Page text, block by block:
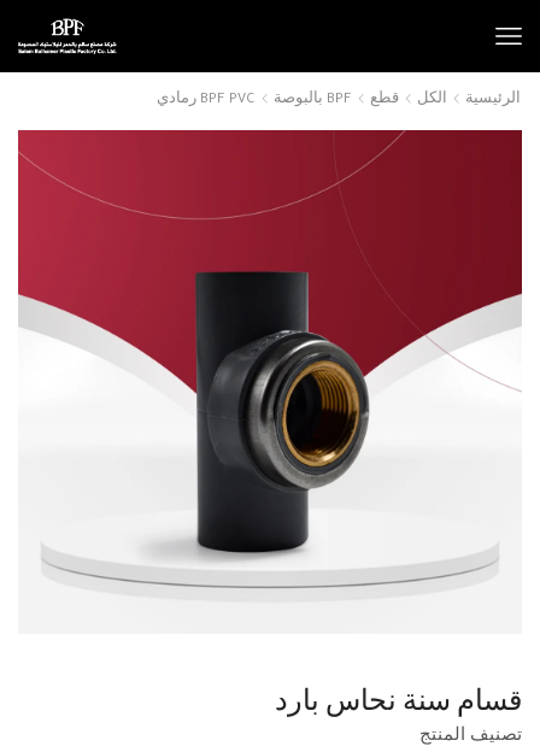
الرئيسية الكل قطع BPF بالبوصة BPF PVC رمادي
قسام سنة نحاس بارد
تصنيف المنتج